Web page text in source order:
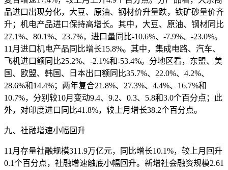
品进口出现分化，大豆、原油、钢材价升量跌，铁矿砂量价齐
升；机电产品进口保持高增长。其中，大豆、原油、钢材同比
27.1%、80.1%、23.7%，进口量同比-10.6%、-7.9%、-23.0%。
11月进口机电产品同比增长15.8%。其中，集成电路、汽车、
飞机进口额同比25.2%、-2.1%和-53.4%。分地区看，东盟、美
国、欧盟、韩国、日本出口额同比35.7%、22.0%、4.2%、
28.6%和14.4%；两年复合21.8%、27.3%、4.4%、16.7%和
10.7%，分别较10月变动9.4、9.2、0.3、5.8和3.0个百分点；此
外，对印度进口同比41.8%，较上月增长38.2个百分点。
九、社融增速小幅回升
11月存量社融规模311.9万亿元，同比增长10.1%，较上月回升
0.1个百分点，社融增速触底小幅回升。新增社会融资规模2.61